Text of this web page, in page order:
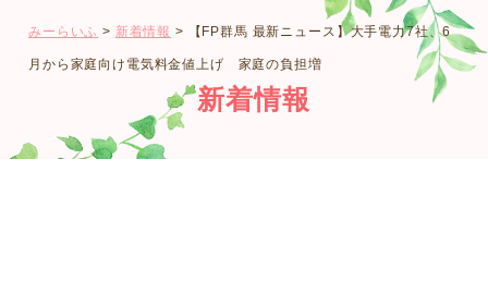
みーらいふ > 新着情報 > 【FP群馬 最新ニュース】大手電力7社、6
月から家庭向け電気料金値上げ 家庭の負担増
新着情報